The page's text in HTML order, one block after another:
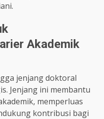
Akademik
jenjang doktoral
Jenjang ini membantu
memperluas
kontribusi bagi